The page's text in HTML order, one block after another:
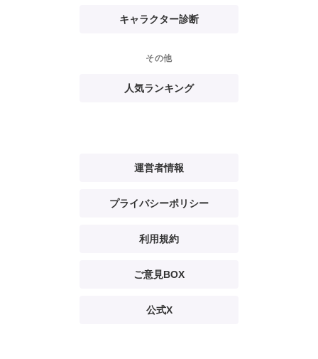
キャラクター診断
その他
人気ランキング
運営者情報
プライバシーポリシー
利用規約
ご意見BOX
公式X